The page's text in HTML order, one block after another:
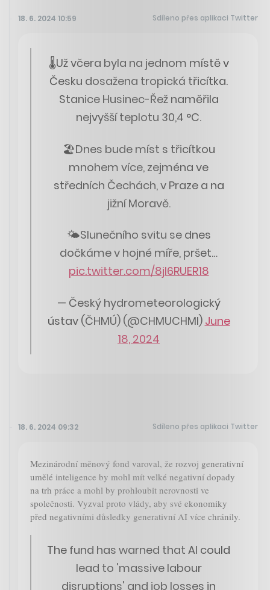
18. 6. 2024 10:59 Sdíleno přes aplikaci Twitter
🌡Už včera byla na jednom místě v
Česku dosažena tropická třicítka.
Stanice Husinec-Řež naměřila
nejvyšší teplotu 30,4 °C.
🏖Dnes bude míst s třicítkou
mnohem více, zejména ve
středních Čechách, v Praze a na
jižní Moravě.
🌤Slunečního svitu se dnes
dočkáme v hojné míře, pršet…
pic.twitter.com/8jl6RUER18
— Český hydrometeorologický
ústav (ČHMÚ) (@CHMUCHMI) June
18, 2024
18. 6. 2024 09:32 Sdíleno přes aplikaci Twitter
Mezinárodní měnový fond varoval, že rozvoj generativní
umělé inteligence by mohl mít velké negativní dopady
na trh práce a mohl by prohloubit nerovnosti ve
společnosti. Vyzval proto vlády, aby své ekonomiky
před negativními důsledky generativní AI více chránily.
The fund has warned that AI could
lead to 'massive labour
disruptions' and job losses in